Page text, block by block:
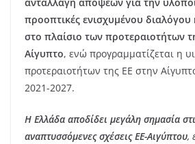
προοπτικές ενισχυμένου διαλόγου
στο πλαίσιο των προτεραιοτήτων
Αίγυπτο, ενώ προγραμματίζεται η
προτεραιοτήτων της ΕΕ στην
2021-2027.
Η Ελλάδα αποδίδει μεγάλη σημασία
αναπτυσσόμενες σχέσεις ΕΕ-Αιγύπτου,